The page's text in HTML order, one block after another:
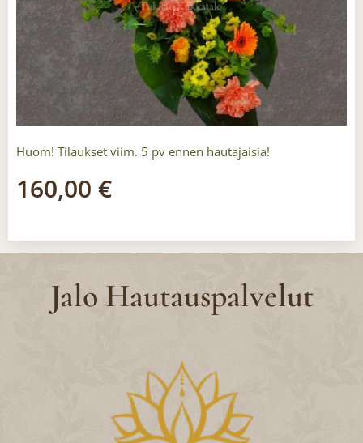
Huom! Tilaukset viim. 5 pv ennen hautajaisia!
160,00 €
Jalo Hautauspalvelut